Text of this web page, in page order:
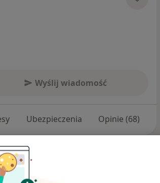
Wyślij wiadomość
Ubezpieczenia Opinie (68)
i leczeniu schorzeń uszu,